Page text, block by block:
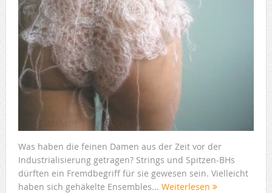
Was haben die feinen Damen aus der Zeit vor der
Industrialisierung getragen? Strings und Spitzen-BHs
dürften ein Fremdbegriff für sie gewesen sein. Vielleicht
haben sich gehäkelte Ensembles... Weiterlesen